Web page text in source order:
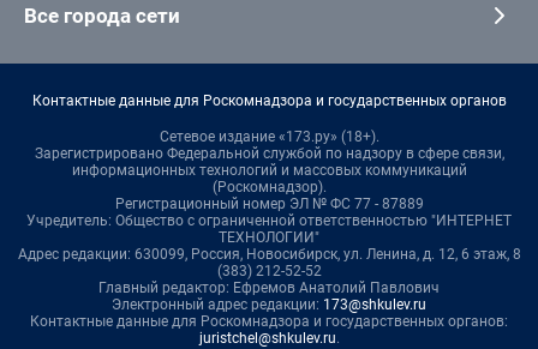
Все города сети
Контактные данные для Роскомнадзора и государственных органов
Сетевое издание «173.ру» (18+).
Зарегистрировано Федеральной службой по надзору в сфере связи,
информационных технологий и массовых коммуникаций
(Роскомнадзор).
Регистрационный номер ЭЛ № ФС 77 - 87889
Учредитель: Общество с ограниченной ответственностью "ИНТЕРНЕТ
ТЕХНОЛОГИИ"
Адрес редакции: 630099, Россия, Новосибирск, ул. Ленина, д. 12, 6 этаж, 8
(383) 212-52-52
Главный редактор: Ефремов Анатолий Павлович
Электронный адрес редакции: 173@shkulev.ru
Контактные данные для Роскомнадзора и государственных органов:
juristchel@shkulev.ru.